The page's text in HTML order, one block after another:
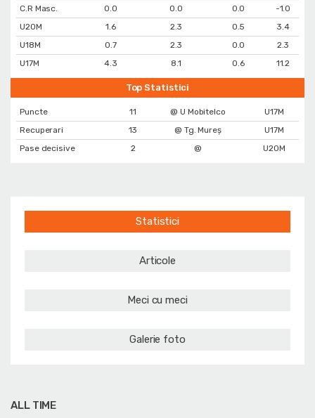
C.R Masc.
0.0 0.0 0.0
-1.0
U20M
1.6 2.3 0.5
3.4
U18M
0.7 2.3 0.0
2.3
U17M
4.3 8.1 0.6 11.2
Top Statistici
Puncte 11 @ U Mobitelco
U17M
Recuperari
13 @ Tg. Mureș
U17M
Pase decisive
2 @ U20M
Statistici
Articole
Meci cu meci
Galerie foto
ALL TIME